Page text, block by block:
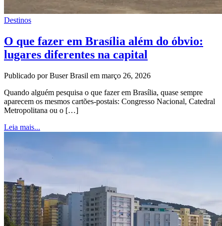
Destinos
O que fazer em Brasília além do óbvio:
lugares diferentes na capital
Publicado por Buser Brasil em março 26, 2026
Quando alguém pesquisa o que fazer em Brasília, quase sempre
aparecem os mesmos cartões-postais: Congresso Nacional, Catedral
Metropolitana ou o […]
Leia mais...